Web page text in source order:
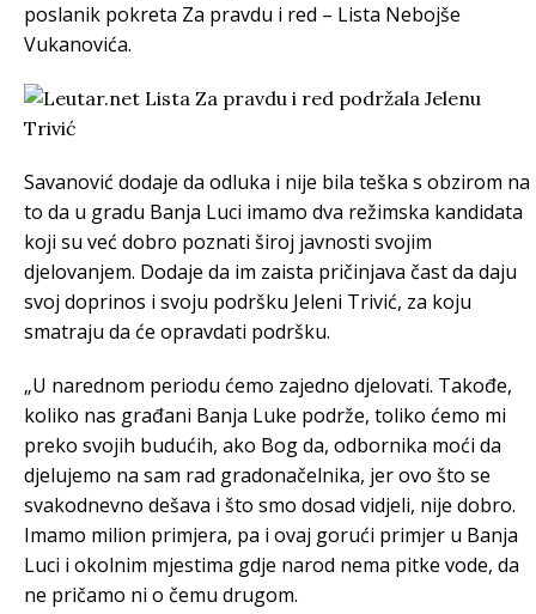
poslanik pokreta Za pravdu i red – Lista Nebojše
Vukanovića.
Savanović dodaje da odluka i nije bila teška s obzirom na
to da u gradu Banja Luci imamo dva režimska kandidata
koji su već dobro poznati široj javnosti svojim
djelovanjem. Dodaje da im zaista pričinjava čast da daju
svoj doprinos i svoju podršku Jeleni Trivić, za koju
smatraju da će opravdati podršku.
„U narednom periodu ćemo zajedno djelovati. Takođe,
koliko nas građani Banja Luke podrže, toliko ćemo mi
preko svojih budućih, ako Bog da, odbornika moći da
djelujemo na sam rad gradonačelnika, jer ovo što se
svakodnevno dešava i što smo dosad vidjeli, nije dobro.
Imamo milion primjera, pa i ovaj gorući primjer u Banja
Luci i okolnim mjestima gdje narod nema pitke vode, da
ne pričamo ni o čemu drugom.